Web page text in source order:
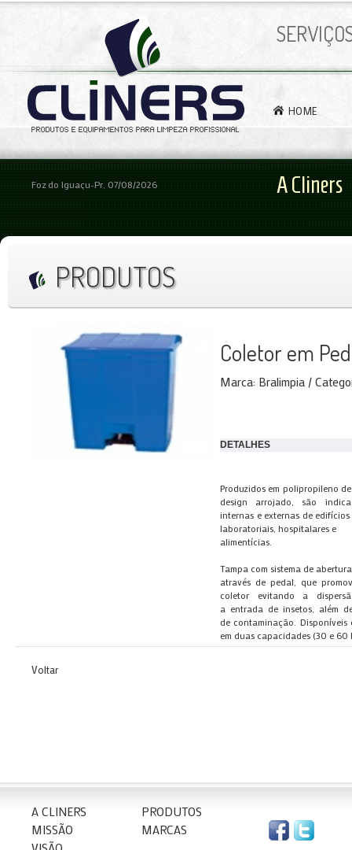
HOME
Foz do Iguaçu-Pr, 07/08/2026 A Cliners
PRODUTOS
Coletor em
Marca: Bralimpia /
DETALHES
Produzidos em polipropileno
design arrojado, são
internas e externas de
laboratoriais, hospitalares e
alimentícias.
Tampa com sistema de
através de pedal, que
coletor evitando a
a entrada de insetos, além
de contaminação. Disponíveis
em duas capacidades (30 e 60
Voltar
A CLINERS
PRODUTOS
MISSÃO
MARCAS